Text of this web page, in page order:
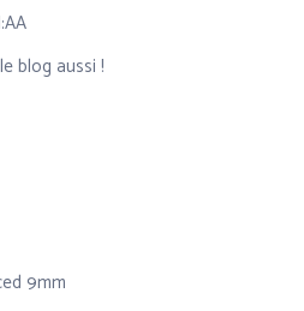
blog aussi !
9mm